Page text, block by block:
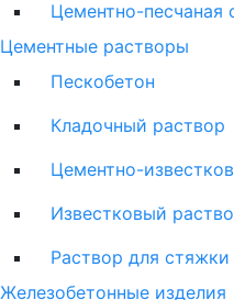
Цементно-
Цементные растворы
Пескобетон
Кладочный раствор
Цементно-
Известковый
Раствор для стяжки
Железобетонные изделия